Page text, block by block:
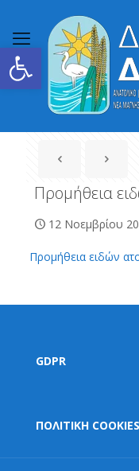
Ανοίξτε τη γραμμή εργαλείων
Προμήθεια
12 Νοεμβρίου
Προμήθεια ειδών
GDPR
ΠΟΛΙΤΙΚΗ COOKIES